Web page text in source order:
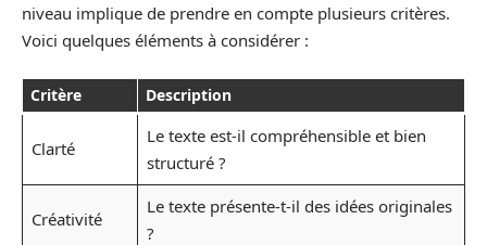
niveau implique de prendre en compte plusieurs critères.
Voici quelques éléments à considérer :
Critère Description
Clarté
Le texte est-il compréhensible et bien
structuré ?
Créativité
Le texte présente-t-il des idées originales
?